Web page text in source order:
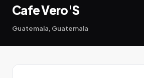
Cafe Vero'S
Guatemala, Guatemala